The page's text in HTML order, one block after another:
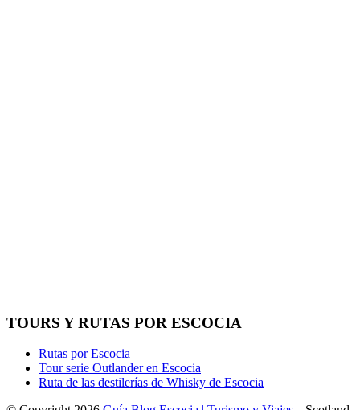
TOURS Y RUTAS POR ESCOCIA
Rutas por Escocia
Tour serie Outlander en Escocia
Ruta de las destilerías de Whisky de Escocia